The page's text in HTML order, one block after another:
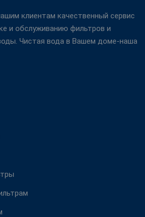
клиентам качественный сервис
и обслуживанию фильтров и
Чистая вода в Вашем доме-наша